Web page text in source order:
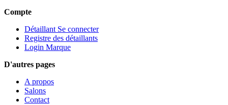
Compte
Détaillant Se connecter
Registre des détaillants
Login Marque
D'autres pages
A propos
Salons
Contact